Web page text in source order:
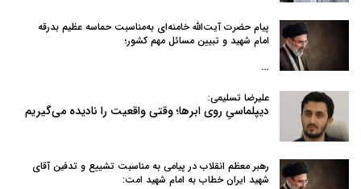
پیام حضرت آیت‌الله خامنه‌ای به‌مناسبت حماسه عظیم بدرقه
امام شهید و تبیین مسائل مهم کشور؛
…
علیرضا تسلیمی:
دیپلماسیِ روی ابرها؛ وقتی واقعیت را نادیده می‌گیریم
رهبر معظم انقلاب در پیامی به‌ مناسبت تشییع و تدفین آقای
شهید ایران خطاب به امام شهید امت: